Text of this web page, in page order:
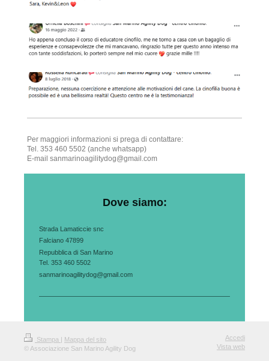
Per maggiori informazioni si prega di contattare:
Tel. 353 460 5502 (anche whatsapp)
E-mail sanmarinoagilitydog@gmail.com
Dove siamo:
Strada Lamaticcie snc
Falciano 47899
Repubblica di San Marino
Tel. 353 460 5502
sanmarinoagilitydog@gmail.com
Stampa | Mappa del sito
© Associazione San Marino Agility Dog
Accedi
Vista web